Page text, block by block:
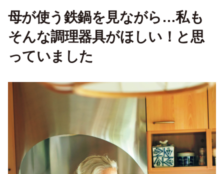
母が使う鉄鍋を見ながら…私も
そんな調理器具がほしい！と思
っていました